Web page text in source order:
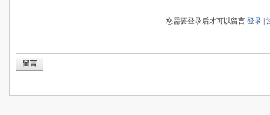
您需要登录后才可以留言登录 |
留言